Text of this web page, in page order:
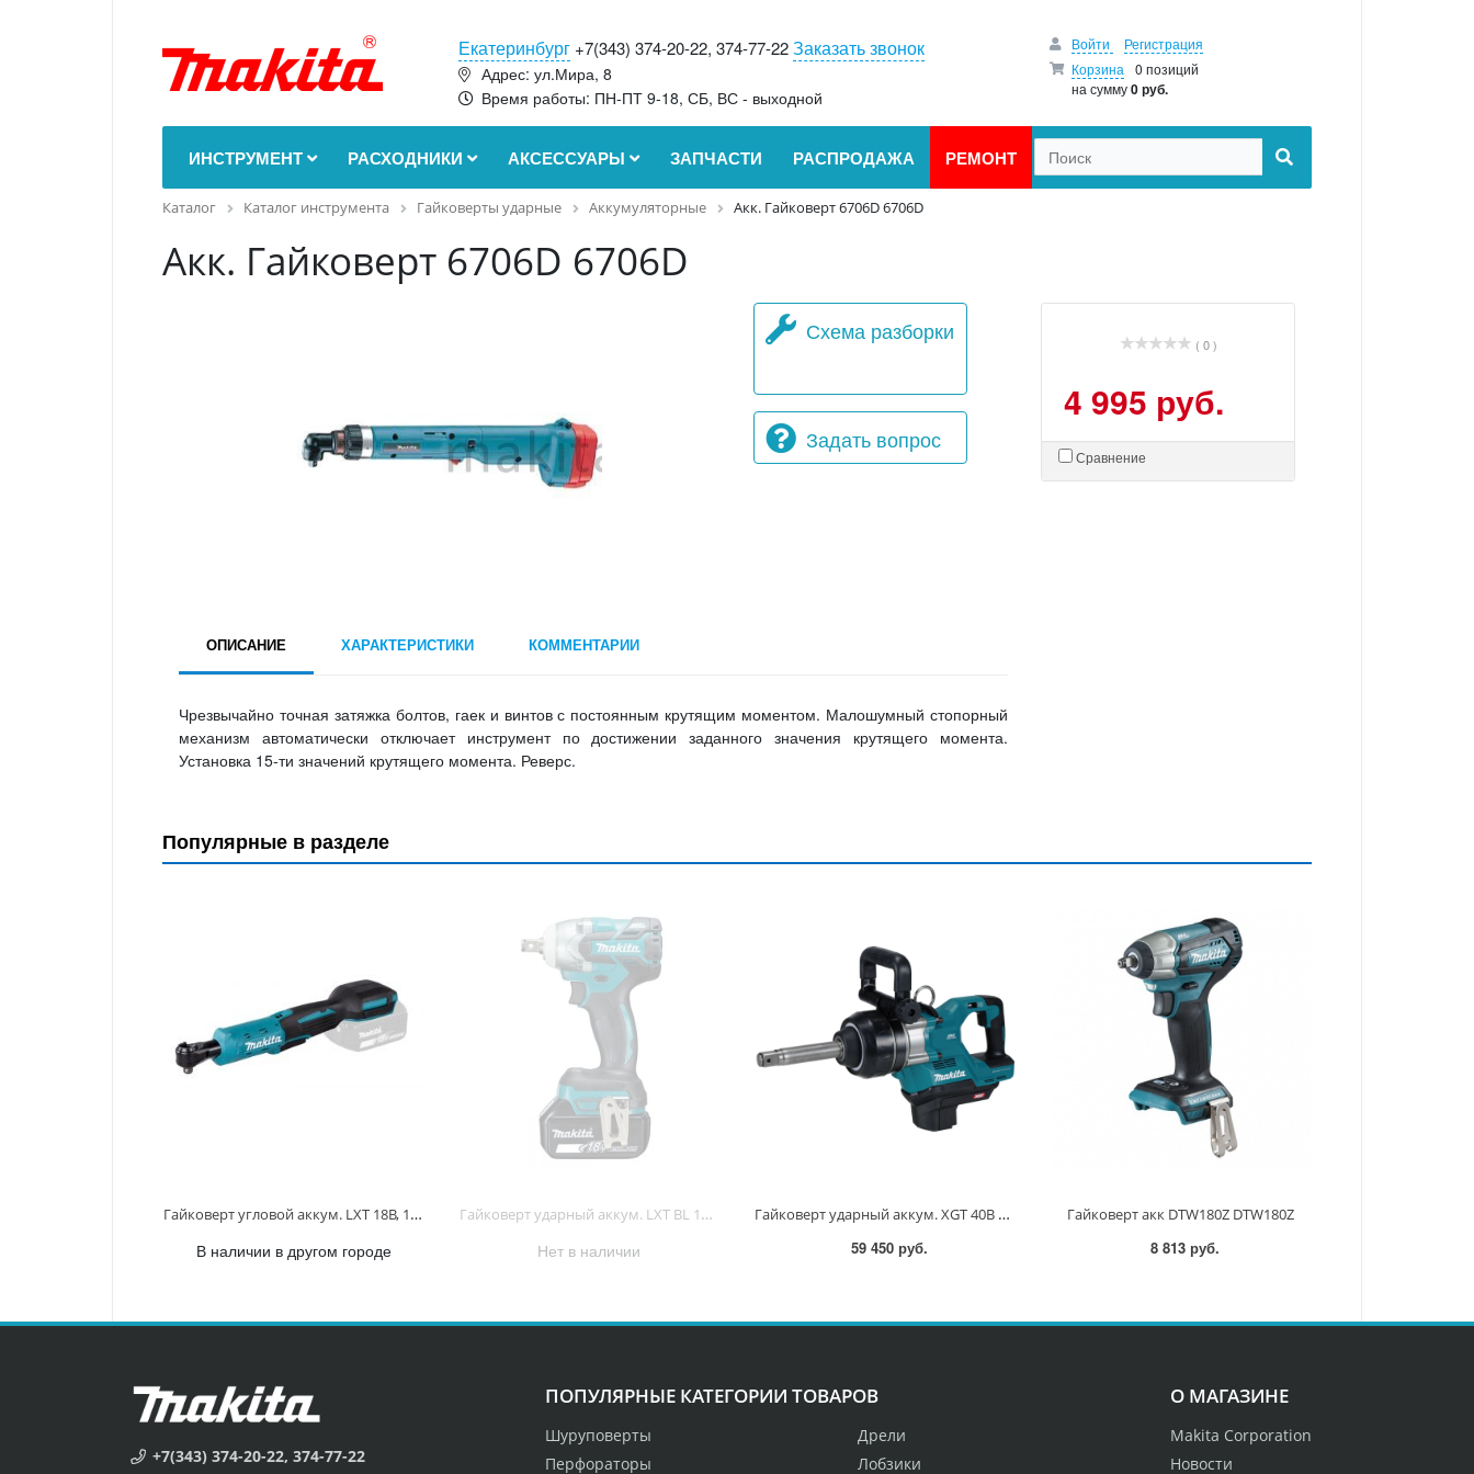
Екатеринбург +7(343) 374-20-22, 374-77-22 Заказать звонок
Адрес: ул.Мира, 8
Время работы: ПН-ПТ 9-18, СБ, ВС - выходной
Войти
Регистрация
Корзина
0 позиций
на сумму0 руб.
ИНСТРУМЕНТ РАСХОДНИКИ АКСЕССУАРЫ ЗАПЧАСТИ РАСПРОДАЖА РЕМОНТ
Каталог Каталог инструмента Гайковерты ударные Аккумуляторные Акк. Гайковерт 6706D 6706D
Акк. Гайковерт 6706D 6706D
Схема разборки
Задать вопрос
( 0 )
4 995 руб.
Сравнение
ОПИСАНИЕ ХАРАКТЕРИСТИКИ КОММЕНТАРИИ
Чрезвычайно точная затяжка болтов, гаек и винтов с постоянным крутящим моментом. Малошумный стопорный
механизм автоматически отключает инструмент по достижении заданного значения крутящего момента.
Установка 15-ти значений крутящего момента. Реверс.
Популярные в разделе
Гайковерт угловой аккум. LXT 18В, 1/4" и 3/8", 47,5 Нм DWR180Z DWR180Z
В наличии в другом городе
Гайковерт ударный аккум. LXT BL 18В, 1/2", 280Нм (1х5.0Ач, з/у, кейс) DTW285RTK DTW285RTK
Нет в наличии
Гайковерт ударный аккум. XGT 40В BL XPT, 1", 3150Нм, привод 163мм TW010GZ TW010GZ
59 450 руб.
Гайковерт акк DTW180Z DTW180Z
8 813 руб.
+7(343) 374-20-22, 374-77-22
ПОПУЛЯРНЫЕ КАТЕГОРИИ ТОВАРОВ
Шуруповерты
Перфораторы
Дрели
Лобзики
О МАГАЗИНЕ
Makita Corporation
Новости